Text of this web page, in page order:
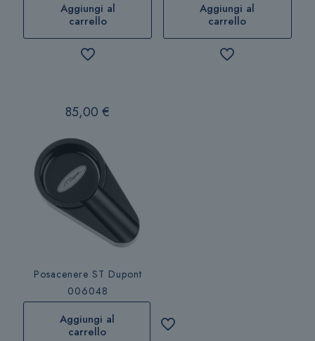
Aggiungi al
carrello
Aggiungi al
carrello
85,00€
Posacenere ST Dupont
006048
Aggiungi al
carrello